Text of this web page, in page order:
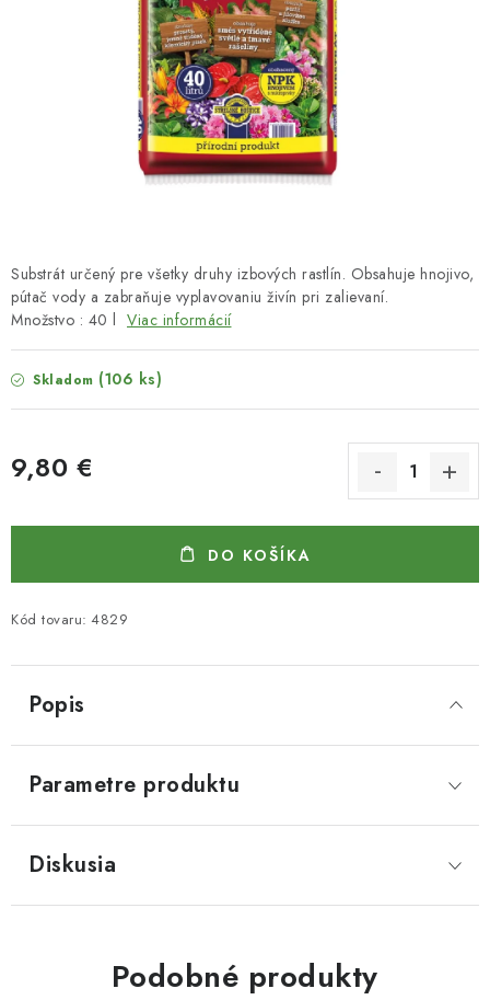
Kontakty
Obchodné podmienky
Podmienky ochrany osobných údajov
Substrát určený pre všetky druhy izbových rastlín. Obsahuje hnojivo,
pútač vody a zabraňuje vyplavovaniu živín pri zalievaní.
Množstvo : 40 l Viac informácií
Skladom (106 ks)
9,80 €
DO KOŠÍKA
Kód tovaru: 4829
Popis
Parametre produktu
Diskusia
Podobné produkty